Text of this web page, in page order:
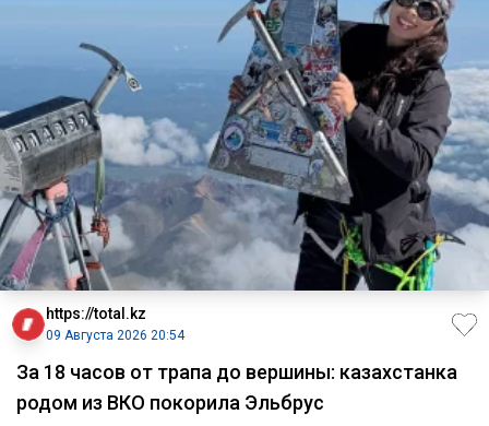
https://total.kz
09 Августа 2026 20:54
За 18 часов от трапа до вершины: казахстанка
родом из ВКО покорила Эльбрус